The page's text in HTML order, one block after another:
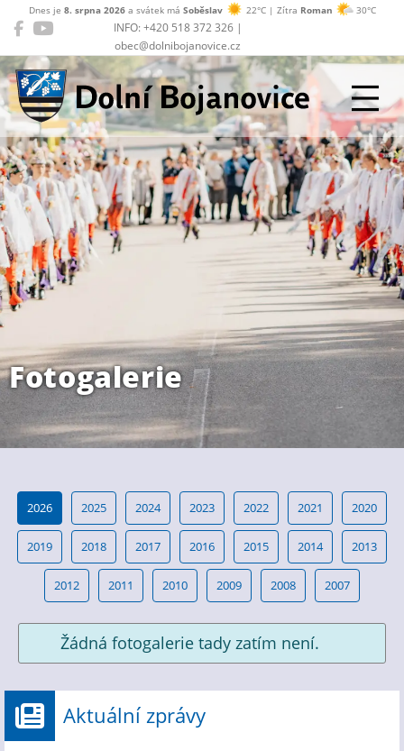
INFO: +420 518 372 326 |
obec@dolnibojanovice.cz
Dnes je 8. srpna 2026a svátek má Soběslav 22°C | Zítra Roman 30°C
Dolní Bojanovice
Fotogalerie
2026 2025 2024 2023 2022 2021 2020
2019 2018 2017 2016 2015 2014 2013
2012 2011 2010 2009 2008 2007
Žádná fotogalerie tady zatím není.
Aktuální zprávy